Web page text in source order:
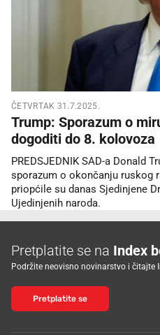
ČETVRTAK 31.7.2025.
Trump: Sporazum o
dogoditi do 8. kolovoza
PREDSJEDNIK SAD-a Donald
sporazum o okončanju ruskog
priopćile su danas Sjedinjene
Ujedinjenih naroda.
Pretplatite se na Index
Podržite neovisno novinarstvo i čitajte
Pretplatite se